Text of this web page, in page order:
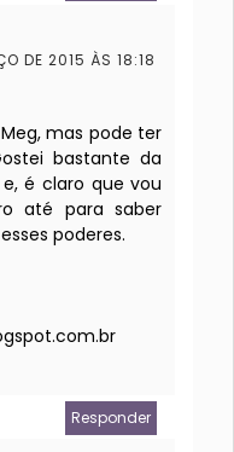
DE 2015 ÀS 18:18
mas pode ter
bastante da
é claro que vou
até para saber
poderes.
Responder